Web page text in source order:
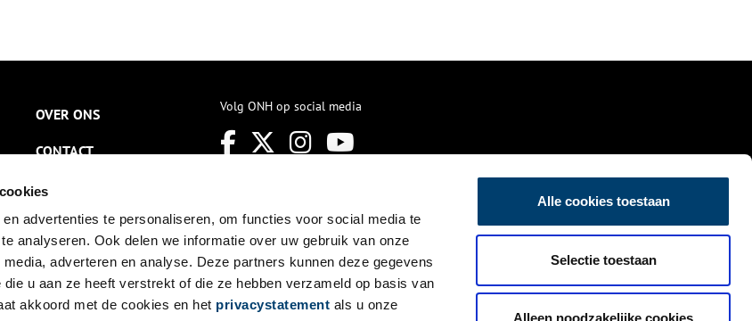
advertenties te personaliseren, om functies voor social media te
analyseren. Ook delen we informatie over uw gebruik van onze
adverteren en analyse. Deze partners kunnen deze gegevens
u aan ze heeft verstrekt of die ze hebben verzameld op basis van
akkoord met de cookies en het privacystatement als u onze
Alle cookies toestaan
Selectie toestaan
Alleen noodzakelijke cookies
OVER ONS
CONTACT
NIEUWSBRIEF
DISCLAIMER
PRIVACY
TOEGANKELIJKHEID
Volg ONH op social media